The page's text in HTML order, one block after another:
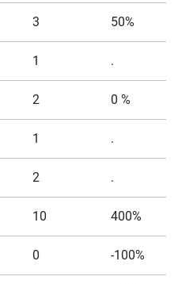
3 50%
1 .
2 0 %
1 .
2 .
10 400%
0 -100%